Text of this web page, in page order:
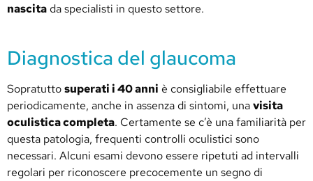
nascitada specialisti in questo settore.
Diagnostica del glaucoma
Sopratuttosuperati i 40 anni è consigliabile effettuare
periodicamente, anche in assenza di sintomi, unavisita
oculistica completa. Certamente se c’è una familiarità per
questa patologia, frequenti controlli oculistici sono
necessari. Alcuni esami devono essere ripetuti ad intervalli
regolari per riconoscere precocemente un segno di